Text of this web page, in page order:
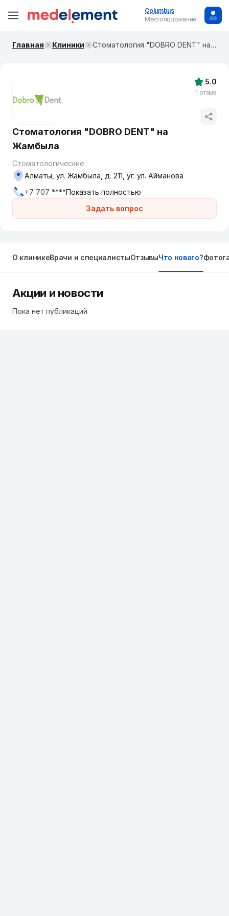
Columbus
Местоположение
Главная Клиники Стоматология "DOBRO DENT" на Жамбыла
Стоматология "DOBRO DENT" на
Жамбыла
Стоматологические
Задать вопрос
Алматы, ул. Жамбыла, д. 211, уг. ул. Айманова
+7 707 ****Показать полностью
5.0
1 отзыв
О клиникеВрачи и специалистыОтзывыЧто нового?
Акции и новости
Пока нет публикаций